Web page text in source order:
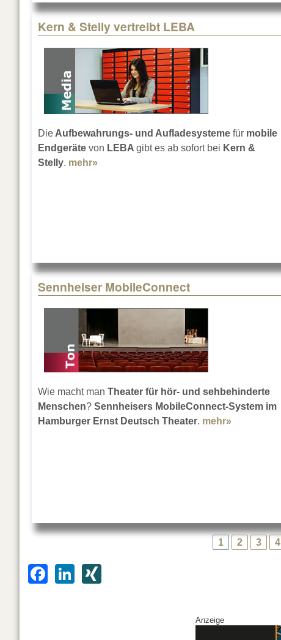
Kern & Stelly vertreibt LEBA
Die Aufbewahrungs- und Aufladesysteme für mobile
Endgeräte von LEBA gibt es ab sofort bei Kern &
Stelly. mehr»
Sennheiser MobileConnect
Wie macht man Theater für hör- und sehbehinderte
Menschen? Sennheisers MobileConnect-System im
Hamburger Ernst Deutsch Theater. mehr»
1 2 3 4
F
Li
Anzeige